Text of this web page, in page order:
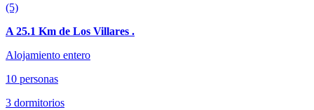
(5)
A 25.1 Km de Los Villares .
Alojamiento entero
10 personas
3 dormitorios